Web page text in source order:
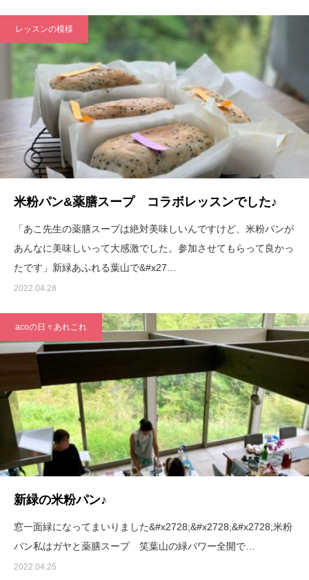
レッスンの模様
米粉パン&薬膳スープ コラボレッスンでした♪
「あこ先生の薬膳スープは絶対美味しいんですけど、米粉パンが
あんなに美味しいって大感激でした。参加させてもらって良かっ
たです」新緑あふれる葉山で&#x27…
2022.04.28
acoの日々あれこれ
新緑の米粉パン♪
窓一面緑になってまいりました&#x2728;&#x2728;&#x2728;米粉
パン私はガヤと薬膳スープ 笑葉山の緑パワー全開で…
2022.04.25